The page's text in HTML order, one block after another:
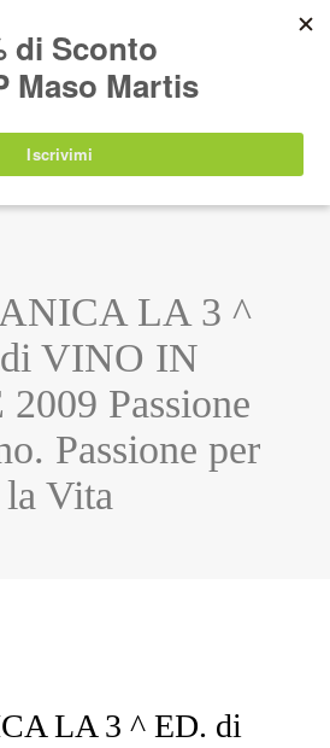
IT EN DE SHOP
LA 3 ^
VINO IN
Passione
Passione per
la Vita
LA 3 ^ ED. di
a partire da
2026.